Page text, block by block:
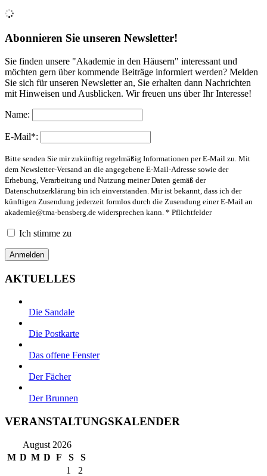
Abonnieren Sie unseren Newsletter!
Sie finden unsere "Akademie in den Häusern" interessant und
möchten gern über kommende Beiträge informiert werden? Melden
Sie sich für unseren Newsletter an, Sie erhalten dann Nachrichten
mit Hinweisen und Ausblicken. Wir freuen uns über Ihr Interesse!
Name:
E-Mail*:
Bitte senden Sie mir zukünftig regelmäßig Informationen per E-Mail zu. Mit
dem Newsletter-Versand an die angegebene E-Mail-Adresse sowie der
Erhebung, Verarbeitung und Nutzung meiner Daten gemäß der
Datenschutzerklärung bin ich einverstanden. Mir ist bekannt, dass ich der
künftigen Zusendung jederzeit formlos durch die Zusendung einer E-Mail an
akademie@tma-bensberg.de widersprechen kann. * Pflichtfelder
Ich stimme zu
AKTUELLES
Die Sandale
Die Postkarte
Das offene Fenster
Der Fächer
Der Brunnen
VERANSTALTUNGSKALENDER
August 2026
M D M D F S S
1
2